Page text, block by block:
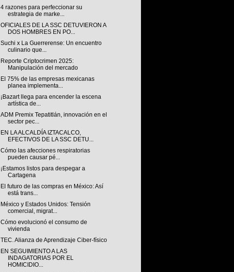
4 razones para perfeccionar su
estrategia de marke...
OFICIALES DE LA SSC DETUVIERON A
DOS HOMBRES EN PO...
Suchi x La Guerrerense: Un encuentro
culinario que...
Reporte Criptocrimen 2025:
Manipulación del mercado
El 75% de las empresas mexicanas
planea implementa...
¡Bazart llega para encender la escena
artística de...
ADM Premix Tepatitlán, innovación en el
sector pec...
EN LA ALCALDÍA IZTACALCO,
EFECTIVOS DE LA SSC DETU...
Cómo las afecciones respiratorias
pueden causar pé...
¡Estamos listos para despegar a
Cartagena
El futuro de las compras en México: Así
está trans...
México y Estados Unidos: Tensión
comercial, migrat...
Cómo evolucionó el consumo de
vivienda
TEC. Alianza de Aprendizaje Ciber-físico
EN SEGUIMIENTO A LAS
INDAGATORIAS POR EL
HOMICIDIO...